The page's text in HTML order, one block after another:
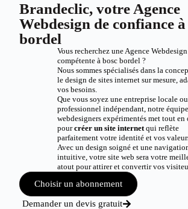
Brandeclic, votre Agence
Webdesign de confiance
bordel
Vous recherchez une Agence Webdesign
compétente à bosc bordel ?
Nous sommes spécialisés dans la
le design de sites internet sur mesure,
vos besoins.
Que vous soyez une entreprise locale
professionnel indépendant, notre
webdesigners expérimentés met tout
pourcréer un site internetqui reflète
parfaitement votre identité et vos
Avec un design soigné et une
intuitive, votre site web sera votre
atout pour attirer et convertir vos
Choisir un abonnement
Demander un devis gratuit